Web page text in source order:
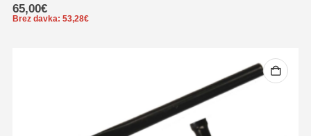
0out of 5
65,00€
Brez davka: 53,28€